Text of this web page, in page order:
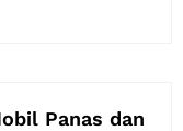
Panas dan